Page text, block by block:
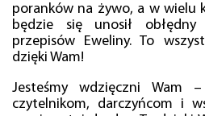
poranków na żywo, a w wielu
będzie się unosił
przepisów Eweliny. To
dzięki Wam!
Jesteśmy wdzięczni Wam –
czytelnikom, darczyńcom i